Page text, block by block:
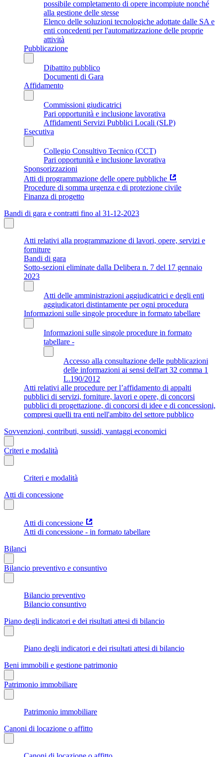
possibile completamento di opere incompiute nonché
alla gestione delle stesse
Elenco delle soluzioni tecnologiche adottate dalle SA e
enti concedenti per l'automatizzazione delle proprie
attività
Pubblicazione
Dibattito pubblico
Documenti di Gara
Affidamento
Commissioni giudicatrici
Pari opportunità e inclusione lavorativa
Affidamenti Servizi Pubblici Locali (SLP)
Esecutiva
Collegio Consultivo Tecnico (CCT)
Pari opportunità e inclusione lavorativa
Sponsorizzazioni
Atti di programmazione delle opere pubbliche
Procedure di somma urgenza e di protezione civile
Finanza di progetto
Bandi di gara e contratti fino al 31-12-2023
Atti relativi alla programmazione di lavori, opere, servizi e
forniture
Bandi di gara
Sotto-sezioni eliminate dalla Delibera n. 7 del 17 gennaio
2023
Atti delle amministrazioni aggiudicatrici e degli enti
aggiudicatori distintamente per ogni procedura
Informazioni sulle singole procedure in formato tabellare
Informazioni sulle singole procedure in formato
tabellare -
Accesso alla consultazione delle pubblicazioni
delle informazioni ai sensi dell'art 32 comma 1
L.190/2012
Atti relativi alle procedure per l’affidamento di appalti
pubblici di servizi, forniture, lavori e opere, di concorsi
pubblici di progettazione, di concorsi di idee e di concessioni,
compresi quelli tra enti nell'ambito del settore pubblico
Sovvenzioni, contributi, sussidi, vantaggi economici
Criteri e modalità
Criteri e modalità
Atti di concessione
Atti di concessione
Atti di concessione - in formato tabellare
Bilanci
Bilancio preventivo e consuntivo
Bilancio preventivo
Bilancio consuntivo
Piano degli indicatori e dei risultati attesi di bilancio
Piano degli indicatori e dei risultati attesi di bilancio
Beni immobili e gestione patrimonio
Patrimonio immobiliare
Patrimonio immobiliare
Canoni di locazione o affitto